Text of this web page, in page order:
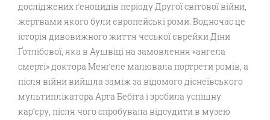
досліджених ґеноцидів періоду Другої світової війни,
жертвами якого були європейські роми. Водночас це
історія дивовижного життя чеської єврейки Діни
Ґотлібової, яка в Аушвіці на замовлення «ангела
смерті» доктора Менґеле малювала портрети ромів, а
після війни вийшла заміж за відомого діснеївського
мультиплікатора Арта Бебіта і зробила успішну
кар’єру, після чого спробувала відсудити в музею